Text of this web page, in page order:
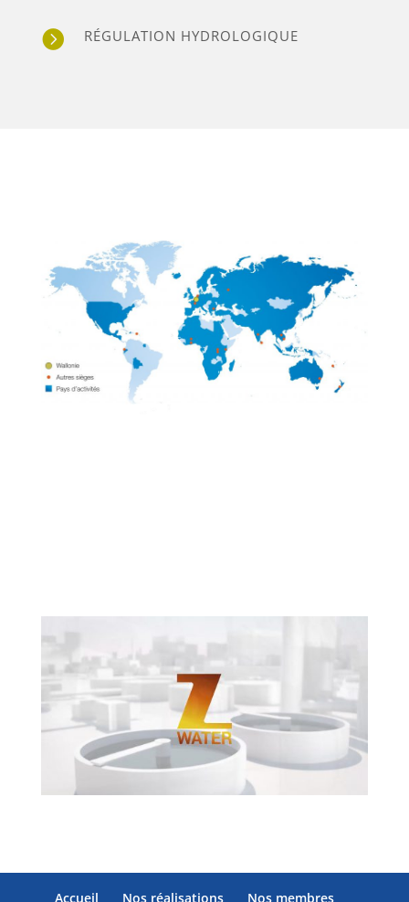
 RÉGULATION HYDROLOGIQUE
Accueil Nos réalisations Nos membres